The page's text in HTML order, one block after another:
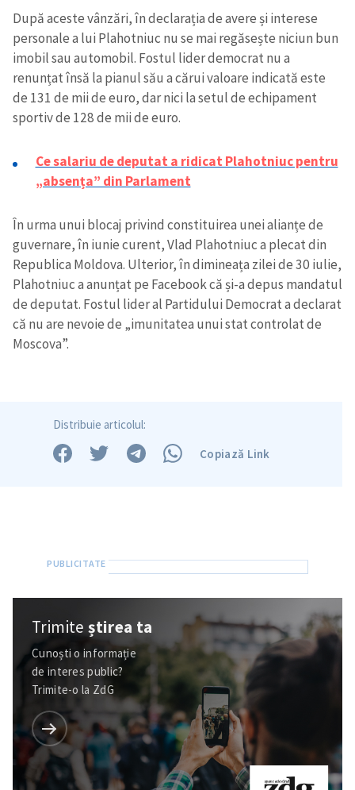
Trimite o informație
Despre ZdG
in English
на русском
După aceste vânzări, în declarația de avere și interese
personale a lui Plahotniuc nu se mai regăsește niciun bun
imobil sau automobil. Fostul lider democrat nu a
renunțat însă la pianul său a cărui valoare indicată este
de 131 de mii de euro, dar nici la setul de echipament
sportiv de 128 de mii de euro.
Ce salariu de deputat a ridicat Plahotniuc pentru
„absența” din Parlament
În urma unui blocaj privind constituirea unei alianțe de
guvernare, în iunie curent, Vlad Plahotniuc a plecat din
Republica Moldova. Ulterior, în dimineața zilei de 30 iulie,
Plahotniuc a anunțat pe Facebook că și-a depus mandatul
de deputat. Fostul lider al Partidului Democrat a declarat
că nu are nevoie de „imunitatea unui stat controlat de
Moscova”.
Distribuie articolul:
Copiază Link
Trimiteștirea ta
Cunoști o informație
de interes public?
Trimite-o la ZdG